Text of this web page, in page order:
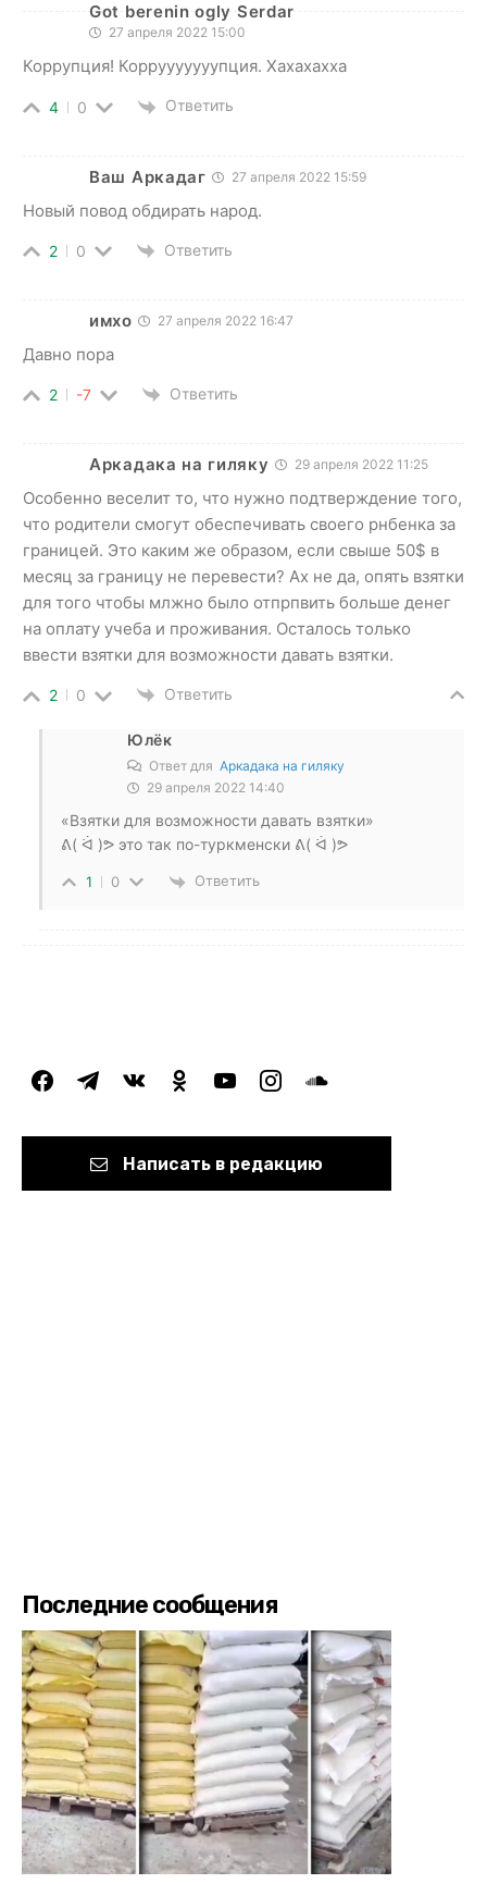
Got berenin ogly Serdar
27 апреля 2022 15:00
Коррупция! Коррууууууупция. Хахахахха
4 0 Ответить
Ваш Аркадаг 27 апреля 2022 15:59
Новый повод обдирать народ.
2 0 Ответить
имхо 27 апреля 2022 16:47
Давно пора
2 -7 Ответить
Аркадака на гиляку 29 апреля 2022 11:25
Особенно веселит то, что нужно подтверждение того,
что родители смогут обеспечивать своего рнбенка за
границей. Это каким же образом, если свыше 50$ в
месяц за границу не перевести? Ах не да, опять взятки
для того чтобы млжно было отпрпвить больше денег
на оплату учеба и проживания. Осталось только
ввести взятки для возможности давать взятки.
2 0 Ответить
Юлёк
Ответ для Аркадака на гиляку
29 апреля 2022 14:40
«Взятки для возможности давать взятки»
ᕕ( ᐛ )ᕗ это так по-туркменски ᕕ( ᐛ )ᕗ
1 0 Ответить
facebooktelegramvkontakteodnoklassniki
youtubeinstagramsoundcloud
Написать в редакцию
Последние сообщения